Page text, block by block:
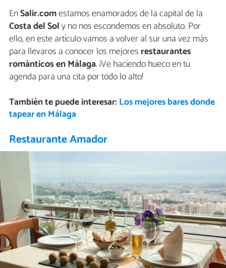
EnSalir.comestamos enamorados de la capital de la
Costa del Soly no nos escondemos en absoluto. Por
ello, en este artículo vamos a volver al sur una vez más
para llevaros a conocer los mejores restaurantes
románticos en Málaga. ¡Ve haciendo hueco en tu
agenda para una cita por todo lo alto!
También te puede interesar: Los mejores bares donde
tapear en Málaga
Restaurante Amador